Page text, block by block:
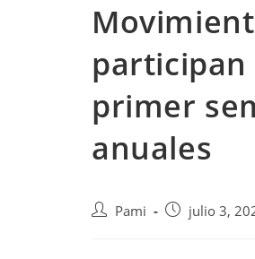
primer
anuales
Pami julio 3,